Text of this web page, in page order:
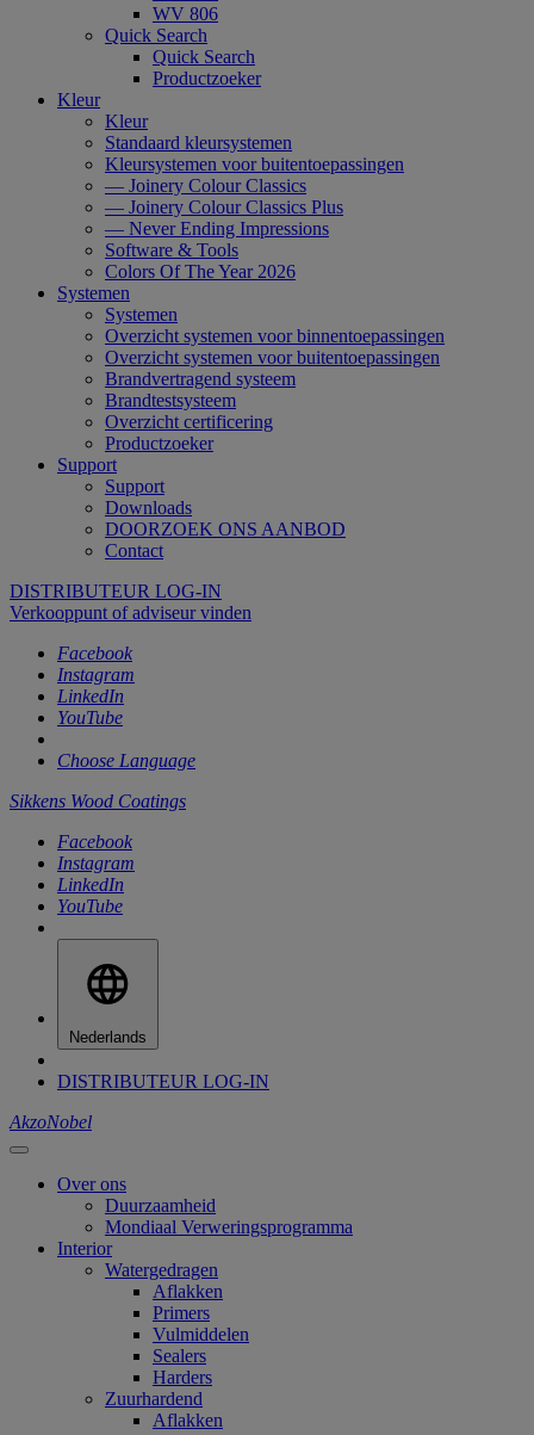
WV 806
Quick Search
Quick Search
Productzoeker
Kleur
Kleur
Standaard kleursystemen
Kleursystemen voor buitentoepassingen
— Joinery Colour Classics
— Joinery Colour Classics Plus
— Never Ending Impressions
Software & Tools
Colors Of The Year 2026
Systemen
Systemen
Overzicht systemen voor binnentoepassingen
Overzicht systemen voor buitentoepassingen
Brandvertragend systeem
Brandtestsysteem
Overzicht certificering
Productzoeker
Support
Support
Downloads
DOORZOEK ONS AANBOD
Contact
DISTRIBUTEUR LOG-IN
Verkooppunt of adviseur vinden
Facebook
Instagram
LinkedIn
YouTube
Choose Language
Sikkens Wood Coatings
Facebook
Instagram
LinkedIn
YouTube
Nederlands
DISTRIBUTEUR LOG-IN
AkzoNobel
Over ons
Duurzaamheid
Mondiaal Verweringsprogramma
Interior
Watergedragen
Aflakken
Primers
Vulmiddelen
Sealers
Harders
Zuurhardend
Aflakken